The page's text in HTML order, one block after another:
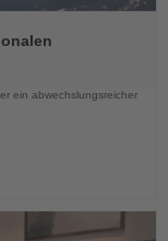
ein abwechslungsreicher